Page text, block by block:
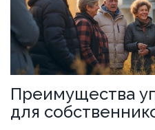
Преимущества
для